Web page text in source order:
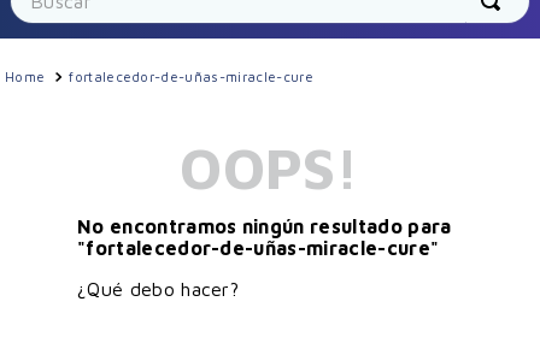
fortalecedor-de-uñas-miracle-cure
OOPS!
No encontramos ningún resultado para
"fortalecedor-de-uñas-miracle-cure"
¿Qué debo hacer?